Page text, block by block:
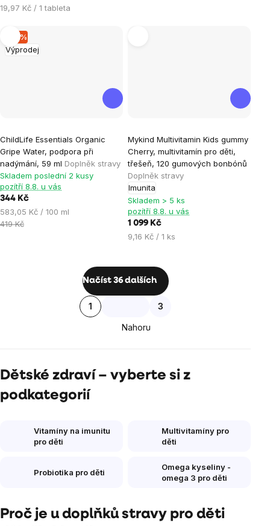
Měrná
19,97 Kč / 1 tableta
Výprodej
–17 %
ChildLife Essentials Organic
Gripe Water, podpora při
nadýmání, 59 ml Doplněk stravy
Skladem poslední 2 kusy
pozítří 8.8. u vás
344 Kč
Měrná
cena:
583,05 Kč / 100 ml
419 Kč
Mykind Multivitamin Kids gummy
Cherry, multivitamín pro děti,
třešeň, 120 gumových bonbónů
Doplněk stravy
Imunita
hodnocení
produktu
je
5,0
z
5
hvězdiček.
Skladem > 5 ks
pozítří 8.8. u vás
1 099 Kč
Měrná
9,16 Kč / 1 ks
Ovládací
výpisu
Načíst 36 dalších
Stránkování
1 3
Nahoru
Dětské zdraví – vyberte si z
podkategorií
Vitamíny na imunitu
pro děti
Multivitamíny pro
děti
Probiotika pro děti
Omega kyseliny -
omega 3 pro děti
Proč je u doplňků stravy pro děti